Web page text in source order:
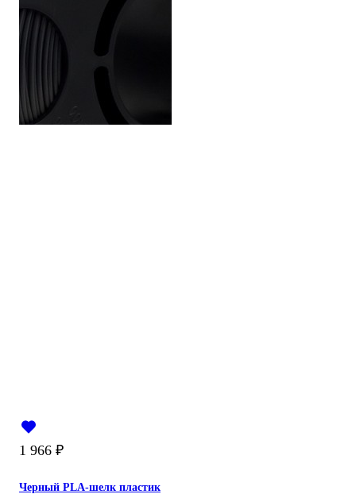
1 966 ₽
Черный PLA-шелк пластик